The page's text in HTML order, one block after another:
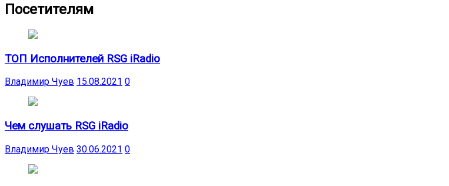
Посетителям
ТОП Исполнителей RSG iRadio
Владимир Чуев 15.08.2021 0
Чем слушать RSG iRadio
Владимир Чуев 30.06.2021 0